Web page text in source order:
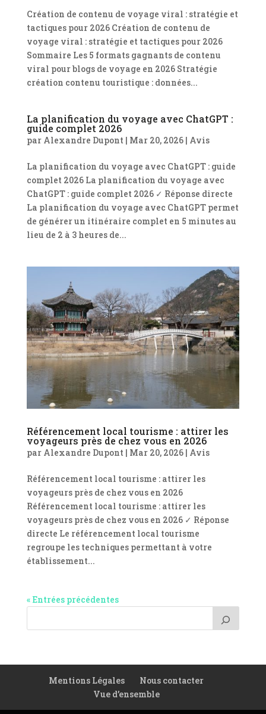
Création de contenu de voyage viral : stratégie et
tactiques pour 2026 Création de contenu de
voyage viral : stratégie et tactiques pour 2026
Sommaire Les 5 formats gagnants de contenu
viral pour blogs de voyage en 2026 Stratégie
création contenu touristique : données...
La planification du voyage avec ChatGPT :
guide complet 2026
par Alexandre Dupont | Mar 20, 2026| Avis
La planification du voyage avec ChatGPT : guide
complet 2026 La planification du voyage avec
ChatGPT : guide complet 2026 ✓ Réponse directe
La planification du voyage avec ChatGPT permet
de générer un itinéraire complet en 5 minutes au
lieu de 2 à 3 heures de...
Référencement local tourisme : attirer les
voyageurs près de chez vous en 2026
par Alexandre Dupont | Mar 20, 2026| Avis
Référencement local tourisme : attirer les
voyageurs près de chez vous en 2026
Référencement local tourisme : attirer les
voyageurs près de chez vous en 2026 ✓ Réponse
directe Le référencement local tourisme
regroupe les techniques permettant à votre
établissement...
« Entrées précédentes
Mentions Légales
Nous contacter
Vue d’ensemble